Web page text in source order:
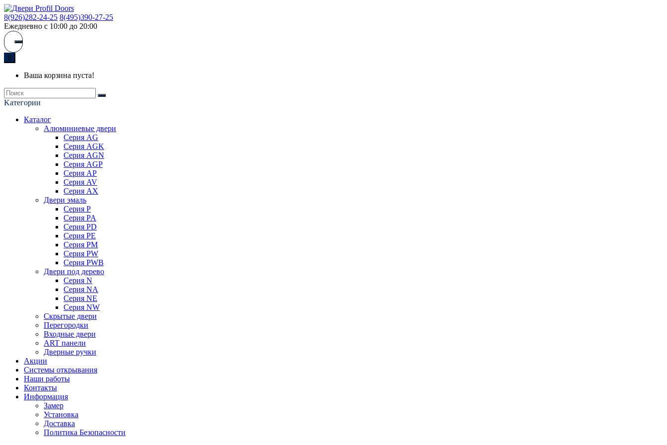
8(926)282-24-25 8(495)390-27-25
Ежедневно с 10:00 до 20:00
0
Ваша корзина пуста!
Kатегории
Каталог
Алюминиевые двери
Серия AG
Серия AGK
Серия AGN
Серия AGP
Серия AP
Серия AV
Серия AX
Двери эмаль
Серия P
Серия PA
Серия PD
Серия PE
Серия PM
Серия PW
Серия PWB
Двери под дерево
Серия N
Серия NA
Серия NE
Серия NW
Скрытые двери
Перегородки
Входные двери
ART панели
Дверные ручки
Акции
Системы открывания
Наши работы
Контакты
Информация
Замер
Установка
Доставка
Политика Безопасности